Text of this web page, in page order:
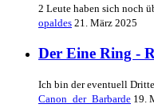
2 Leute haben sich noch
opaldes 21. März 2025
Der Eine Ring -
Ich bin der eventuell
Canon_der_Barbarde 19.